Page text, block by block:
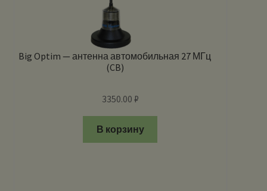
Big Optim — антенна автомобильная 27 МГц
(CB)
3350.00 ₽
В корзину